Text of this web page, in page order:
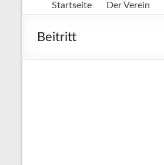
Startseite Der Verein
Beitritt